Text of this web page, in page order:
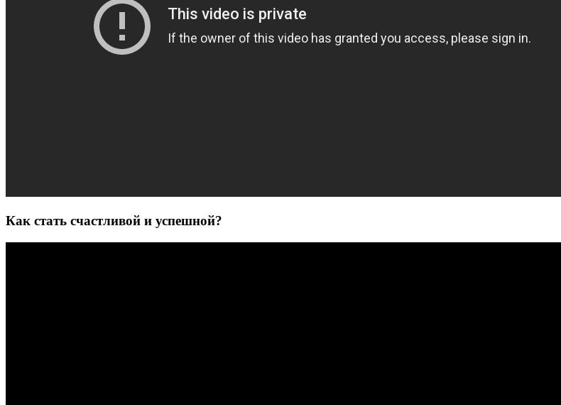
Как стать счастливой и успешной?